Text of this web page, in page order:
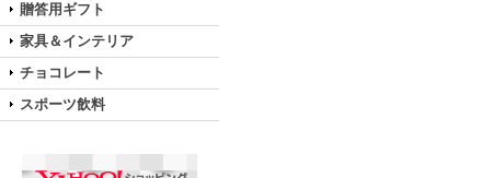
贈答用ギフト
家具＆インテリア
チョコレート
スポーツ飲料